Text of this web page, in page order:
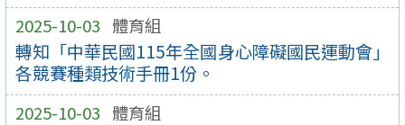
2025-10-03 體育組
轉知「中華民國115年全國身心障礙國民運動會」
各競賽種類技術手冊1份。
2025-10-03 體育組